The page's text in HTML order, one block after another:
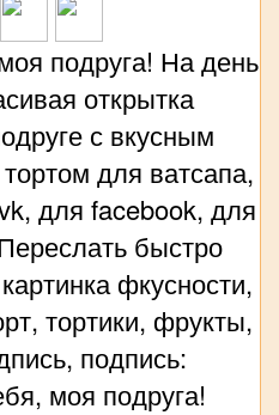
подруга! На день
открытка
с вкусным
для ватсапа,
для facebook, для
быстро
фкусности,
тортики, фрукты,
подпись:
моя подруга!